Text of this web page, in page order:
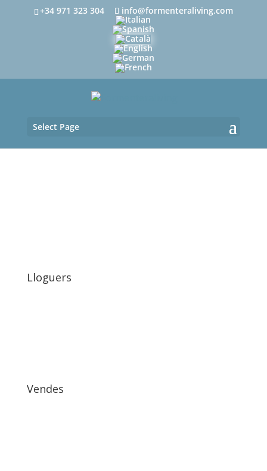
+34 971 323 304 info@formenteraliving.com
Select Page
Lloguers
Vendes